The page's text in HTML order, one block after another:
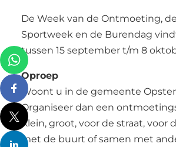
De Week van de Ontmoeting,
Sportweek en de Burendag
tussen 15 september t/m 8
Oproep
Woont u in de gemeente
Organiseer dan een
Klein, groot, voor de straat, voor
met de buurt of samen met